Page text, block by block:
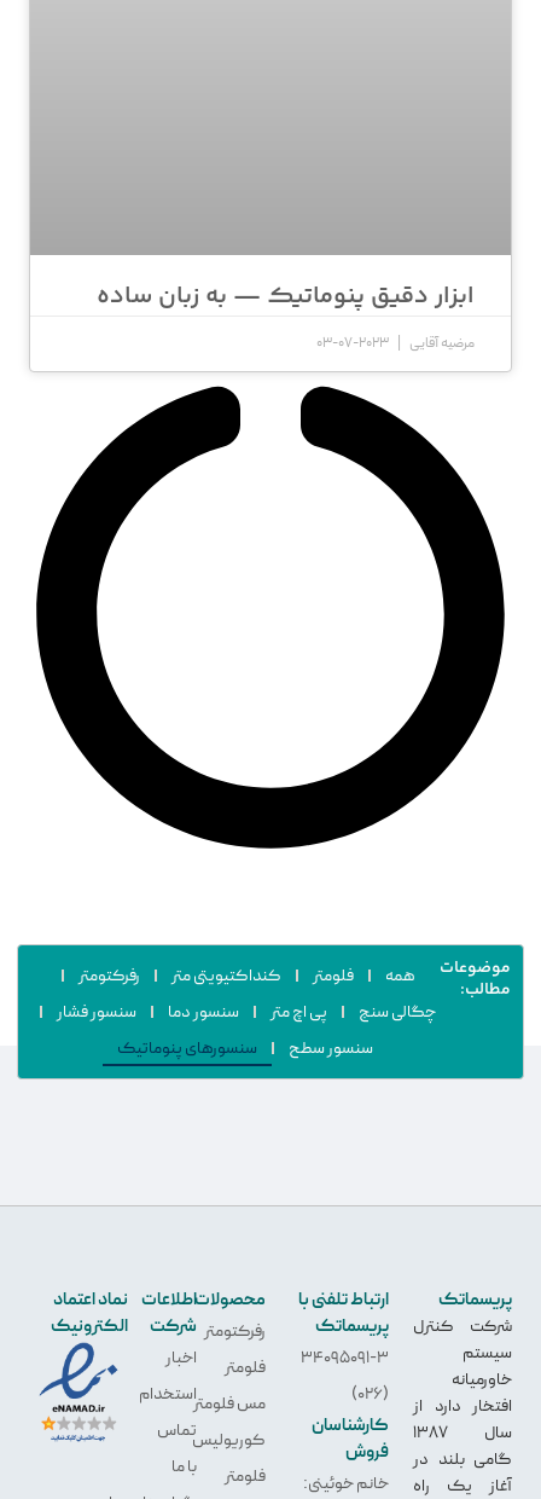
ابزار دقیق پنوماتیک — به زبان ساده
مرضیه آقایی
موضوعات
مطالب:
همه فلومتر کنداکتیویتی متر
رفرکتومتر
چگالی سنج
پی اچ متر سنسور دما
سنسور فشار
سنسور سطح
سنسورهای پنوماتیک
پریسماتک
شرکت کنترل
سیستم
خاورمیانه
افتخار دارد از
سال 1387
گامی بلند در
آغاز یک راه
ارتباط تلفنی با
پریسماتک
34095091-3
(026)
کارشناسان
فروش
خانم خوئینی:
محصولات
رفرکتومتر
فلومتر
مس فلومتر
کوریولیس
فلومتر
اطلاعات
شرکت
اخبار
استخدام
تماس
با ما
نماد اعتماد
الکترونیک